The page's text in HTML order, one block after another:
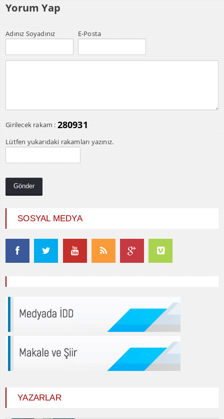
Yorum Yap
Adınız Soyadınız E-Posta
Girilecek rakam : 280931
Lütfen yukarıdaki rakamları yazınız.
SOSYAL MEDYA
YAZARLAR